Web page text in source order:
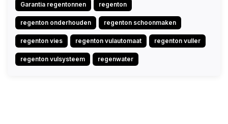
Garantia regentonnen regenton
regenton onderhouden regenton schoonmaken
regenton vies regenton vulautomaat regenton vuller
regenton vulsysteem regenwater